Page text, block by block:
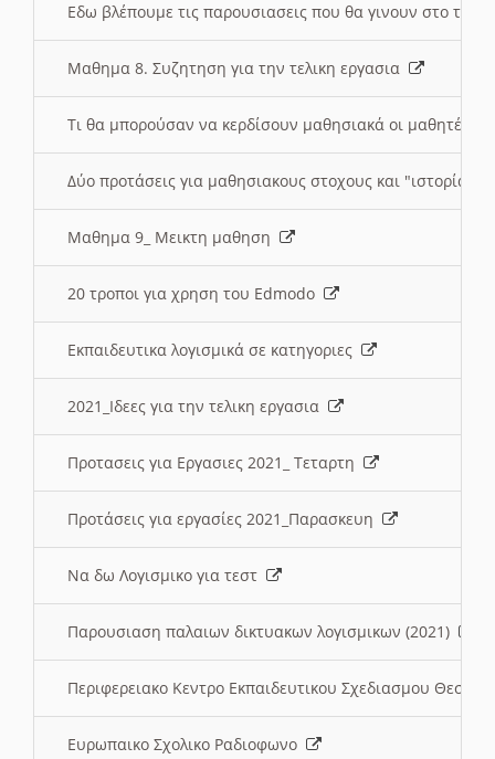
Εδω βλέπουμε τις παρουσιασεις που θα γινουν στο
Μαθημα 8. Συζητηση για την τελικη εργασια
Τι θα μπορούσαν να κερδίσουν μαθησιακά οι μαθητές/
Δύο προτάσεις για μαθησιακους στοχους και "ιστορία"
Μαθημα 9_ Μεικτη μαθηση
20 τροποι για χρηση του Edmodo
Εκπαιδευτικα λογισμικά σε κατηγοριες
2021_Ιδεες για την τελικη εργασια
Προτασεις για Εργασιες 2021_ Τεταρτη
Προτάσεις για εργασίες 2021_Παρασκευη
Να δω Λογισμικο για τεστ
Παρουσιαση παλαιων δικτυακων λογισμικων (2021)
Περιφερειακο Κεντρο Εκπαιδευτικου Σχεδιασμου
Ευρωπαικο Σχολικο Ραδιοφωνο